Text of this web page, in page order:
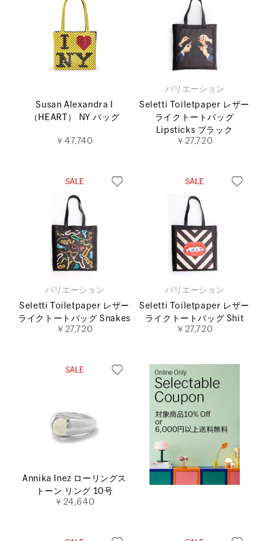
Susan Alexandra I
（HEART） NY バッグ
￥47,740
バリエーション
Seletti Toiletpaper レザー
ライクトートバッグ
Lipsticks ブラック
￥27,720
バリエーション
Seletti Toiletpaper レザー
ライクトートバッグ Snakes
￥27,720
バリエーション
Seletti Toiletpaper レザー
ライクトートバッグ Shit
￥27,720
Annika Inez ローリングス
トーン リング 10号
￥24,640